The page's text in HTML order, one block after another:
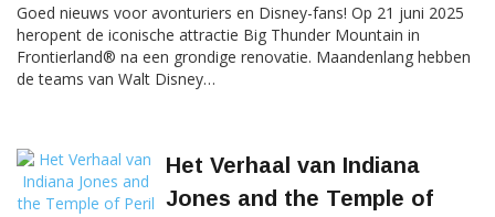
Goed nieuws voor avonturiers en Disney-fans! Op 21 juni 2025
heropent de iconische attractie Big Thunder Mountain in
Frontierland® na een grondige renovatie. Maandenlang hebben
de teams van Walt Disney…
Het Verhaal van Indiana
Jones and the Temple of